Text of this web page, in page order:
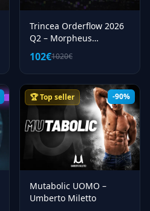
22
10
13
99
9
121
Trincea Orderflow 2026
Q2 – Morpheus
102€1020€
-90%
🏆 Top seller
Mutabolic UOMO –
Umberto Miletto